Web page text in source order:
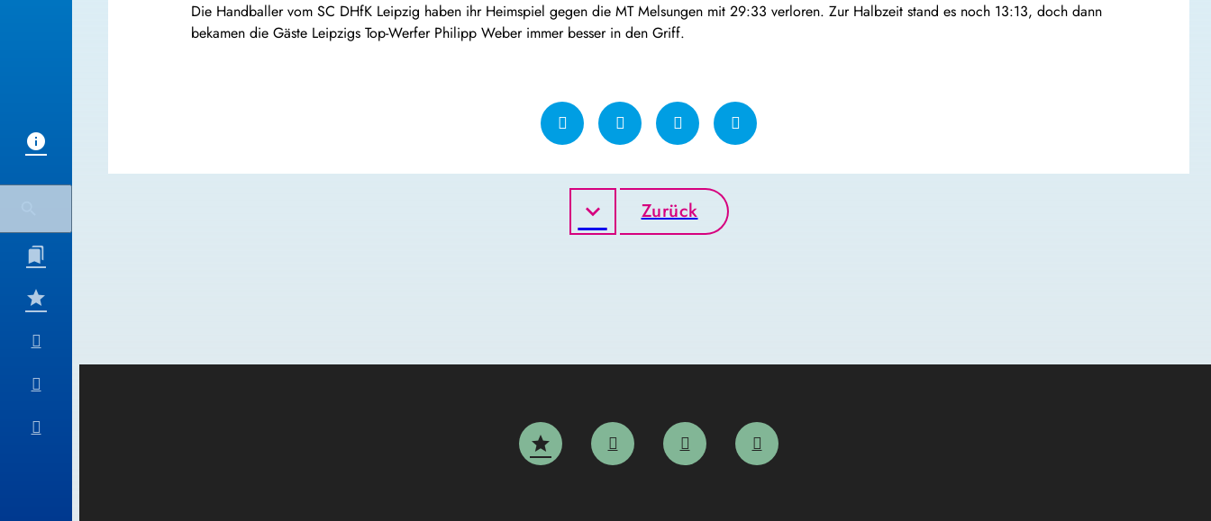
Die Handballer vom SC DHfK Leipzig haben ihr Heimspiel gegen die MT Melsungen mit 29:33 verloren. Zur Halbzeit stand es noch 13:13, doch dann
bekamen die Gäste Leipzigs Top-Werfer Philipp Weber immer besser in den Griff.
Zurück